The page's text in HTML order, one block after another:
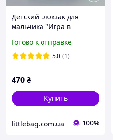
Детский рюкзак для
мальчика "Игра в
20×26×12 см
Готово к отправке
5.0 (1)
470₴
Купить
littlebag.com.ua 100%